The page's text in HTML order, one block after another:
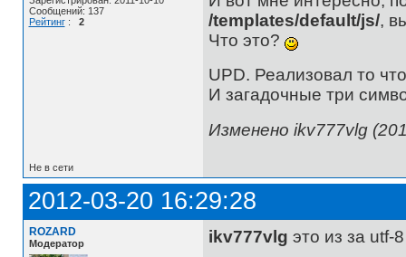
Сообщений: 137
Рейтинг: 2
/templates/default/js/,
Что это?
UPD. Реализовал то
И загадочные три
Изменено ikv777vlg
Не в сети
2012-03-20 16:29:28
ROZARD
Модератор ikv777vlg это из за utf-